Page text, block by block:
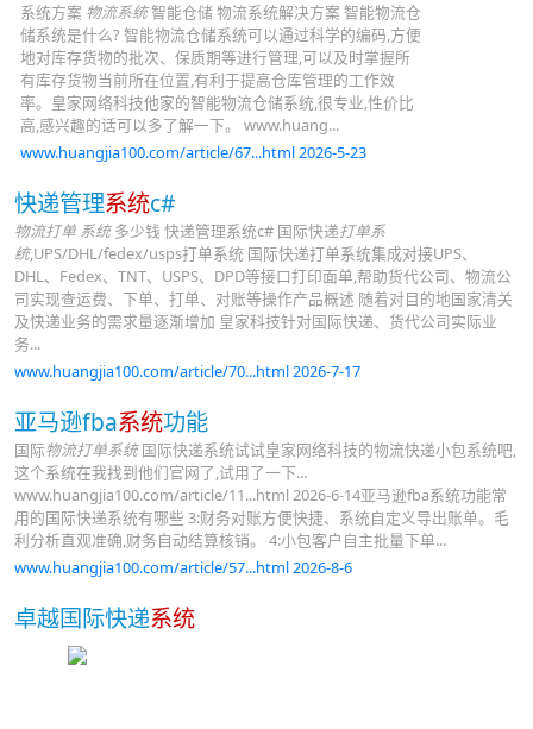
系统方案 物流系统智能仓储 物流系统解决方案 智能物流仓
储系统是什么? 智能物流仓储系统可以通过科学的编码,方便
地对库存货物的批次、保质期等进行管理,可以及时掌握所
有库存货物当前所在位置,有利于提高仓库管理的工作效
率。皇家网络科技他家的智能物流仓储系统,很专业,性价比
高,感兴趣的话可以多了解一下。 www.huang...
www.huangjia100.com/article/67...html 2026-5-23
快递管理系统c#
物流打单 系统多少钱 快递管理系统c# 国际快递打单系
统,UPS/DHL/fedex/usps打单系统 国际快递打单系统集成对接UPS、
DHL、Fedex、TNT、USPS、DPD等接口打印面单,帮助货代公司、物流公
司实现查运费、下单、打单、对账等操作产品概述 随着对目的地国家清关
及快递业务的需求量逐渐增加 皇家科技针对国际快递、货代公司实际业
务...
www.huangjia100.com/article/70...html 2026-7-17
亚马逊fba系统功能
国际物流打单系统国际快递系统试试皇家网络科技的物流快递小包系统吧,
这个系统在我找到他们官网了,试用了一下...
www.huangjia100.com/article/11...html 2026-6-14亚马逊fba系统功能常
用的国际快递系统有哪些 3:财务对账方便快捷、系统自定义导出账单。毛
利分析直观准确,财务自动结算核销。 4:小包客户自主批量下单...
www.huangjia100.com/article/57...html 2026-8-6
卓越国际快递系统